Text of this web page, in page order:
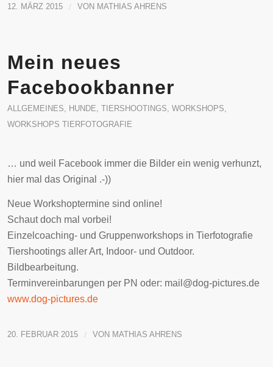
12. MÄRZ 2015 / VON MATHIAS AHRENS
Mein neues
Facebookbanner
ALLGEMEINES HUNDE TIERSHOOTINGS WORKSHOPS
WORKSHOPS TIERFOTOGRAFIE
… und weil Facebook immer die Bilder ein wenig verhunzt,
hier mal das Original .-))
Neue Workshoptermine sind online!
Schaut doch mal vorbei!
Einzelcoaching- und Gruppenworkshops in Tierfotografie
Tiershootings aller Art, Indoor- und Outdoor.
Bildbearbeitung.
Terminvereinbarungen per PN oder: mail@dog-pictures.de
www.dog-pictures.de
20. FEBRUAR 2015 / VON MATHIAS AHRENS